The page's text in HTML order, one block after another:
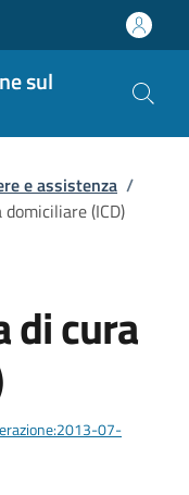
sul
e assistenza /
(ICD)
di cura
07-